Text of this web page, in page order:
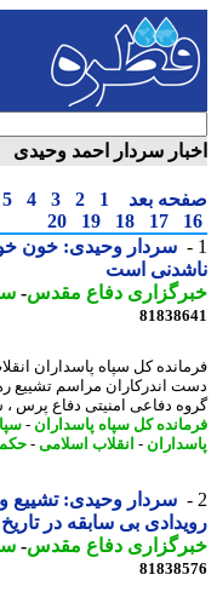
سردار احمد وحیدی
بعد 1
2
3
4
5
6
17
18
19
20
سردار وحیدی: خون
است
دفاع مقدس-
کل سپاه پاسداران انقلاب
اندرکاران مراسم تشییع رهبر
دفاعی امنیتی دفاع پرس ،
کل سپاه پاسداران - سپاه
- انقلاب اسلامی-
سردار وحیدی: تشییع و
بی سابقه در تاریخ بود
دفاع مقدس-